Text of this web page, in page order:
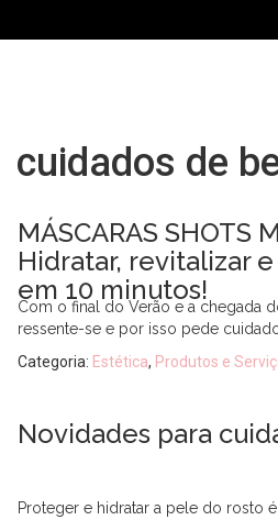
cuidados de
MÁSCARAS SHOTS
Hidratar, revitalizar
em 10 minutos!
Com o final do Verão e a chegada
ressente-se e por isso pede
Categoria: Estética, Produtos e
Novidades para
Proteger e hidratar a pele do rosto